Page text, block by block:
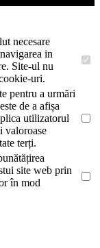
necesare
in
Site-ul nu
uri.
pentru a urmări
de a afișa
utilizatorul
valoroase
terți.
site web prin
în mod